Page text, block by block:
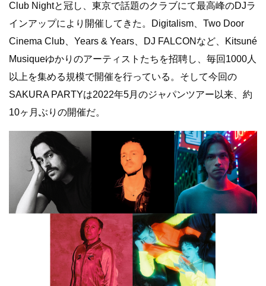
Club Nightと冠し、東京で話題のクラブにて最高峰のDJラ
インアップにより開催してきた。Digitalism、Two Door
Cinema Club、Years & Years、DJ FALCONなど、Kitsuné
Musiqueゆかりのアーティストたちを招聘し、毎回1000人
以上を集める規模で開催を行っている。そして今回の
SAKURA PARTYは2022年5月のジャパンツアー以来、約
10ヶ月ぶりの開催だ。